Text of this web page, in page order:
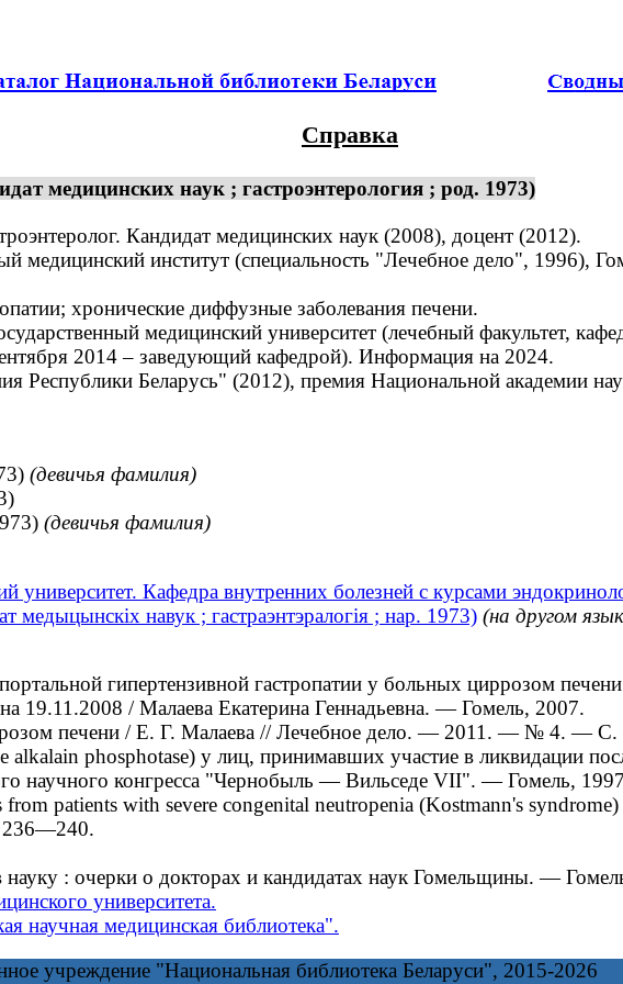
Справка
медицинских наук ; гастроэнтерология ; род. 1973)
Кандидат медицинских наук (2008), доцент (2012).
медицинский институт (специальность "Лечебное дело", 1996),
хронические диффузные заболевания печени.
медицинский университет (лечебный факультет,
2014 – заведующий кафедрой). Информация на 2024.
Республики Беларусь" (2012), премия Национальной академии
(девичья фамилия)
(девичья фамилия)
университет. Кафедра внутренних болезней с курсами
медыцынскіх навук ; гастраэнтэралогія ; нар. 1973) (на другом
гипертензивной гастропатии у больных циррозом
19.11.2008 / Малаева Екатерина Геннадьевна. — Гомель, 2007.
печени / Е. Г. Малаева // Лечебное дело. — 2011. — № 4. —
alkalain phosphotase) у лиц, принимавших участие в ликвидации
научного конгресса "Чернобыль — Вильседе VII". — Гомель,
patients with severe congenital neutropenia (Kostmann's
науку : очерки о докторах и кандидатах наук Гомельщины. —
университета.
научная медицинская библиотека".
учреждение "Национальная библиотека Беларуси", 2015-2026